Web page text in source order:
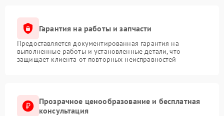
Гарантия на работы и запчасти
Предоставляется документированная гарантия на
выполненные работы и установленные детали, что
защищает клиента от повторных неисправностей
Прозрачное ценообразование и бесплатная
консультация